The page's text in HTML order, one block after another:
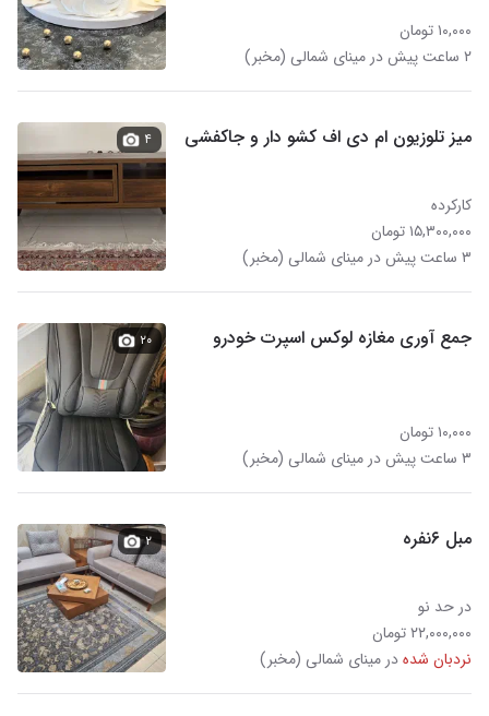
۱۰,۰۰۰ تومان
۲ ساعت پیش در مینای شمالی (مخبر)
میز تلوزیون ام دی اف کشو دار و جاکفشی
کارکرده
۱۵,۳۰۰,۰۰۰ تومان
۳ ساعت پیش در مینای شمالی (مخبر)
۴
جمع آوری مغازه لوکس اسپرت خودرو
۱۰,۰۰۰ تومان
۳ ساعت پیش در مینای شمالی (مخبر)
۲۰
مبل ۶نفره
در حد نو
۲۲,۰۰۰,۰۰۰ تومان
نردبان شدهدر مینای شمالی (مخبر)
۲